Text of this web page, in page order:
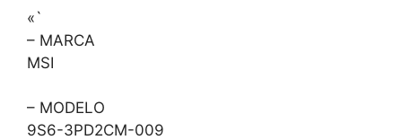
«`
– MARCA
MSI
– MODELO
9S6-3PD2CM-009